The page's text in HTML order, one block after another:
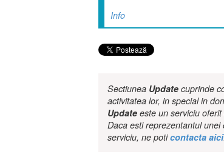
Info
Sectiunea Update cuprinde
activitatea lor, in special in
Update este un serviciu
Daca esti reprezentantul
serviciu, ne poticontacta aici